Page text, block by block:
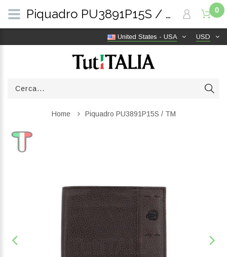
USD
United States - USA
0
Home Piquadro PU3891P15S / TM
Piquadro PU3891P15S / TM | TutITALIA